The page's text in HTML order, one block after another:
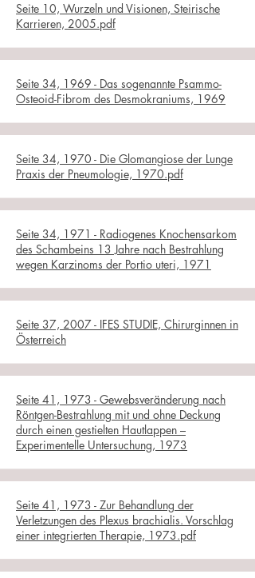
Seite 10, Wurzeln und Visionen, Steirische
Karrieren, 2005.pdf
Seite 34, 1969 - Das sogenannte Psammo-
Osteoid-Fibrom des Desmokraniums, 1969
Seite 34, 1970 - Die Glomangiose der Lunge
Praxis der Pneumologie, 1970.pdf
Seite 34, 1971 - Radiogenes Knochensarkom
des Schambeins 13 Jahre nach Bestrahlung
wegen Karzinoms der Portio uteri, 1971
Seite 37, 2007 - IFES STUDIE, Chirurginnen in
Österreich
Seite 41, 1973 - Gewebsveränderung nach
Röntgen-Bestrahlung mit und ohne Deckung
durch einen gestielten Hautlappen –
Experimentelle Untersuchung, 1973
Seite 41, 1973 - Zur Behandlung der
Verletzungen des Plexus brachialis. Vorschlag
einer integrierten Therapie, 1973.pdf